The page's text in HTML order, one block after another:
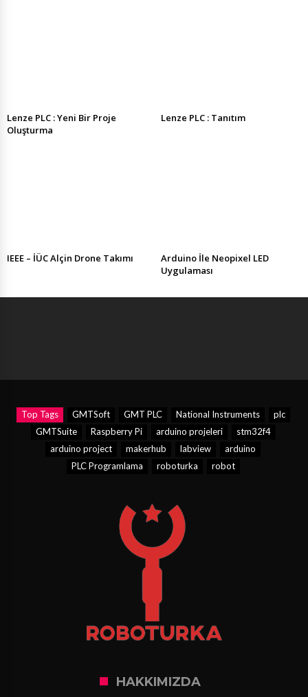
Lenze PLC : Yeni Bir Proje
Oluşturma
Lenze PLC : Tanıtım
IEEE – İÜC Alçin Drone Takımı
Arduino İle Neopixel LED
Uygulaması
Top Tags GMTSoft GMT PLC National Instruments
plc
GMTSuite
Raspberry Pi arduino projeleri
stm32f4
arduino project
makerhub labview
arduino
PLC Programlama
roboturka robot
HAKKIMIZDA